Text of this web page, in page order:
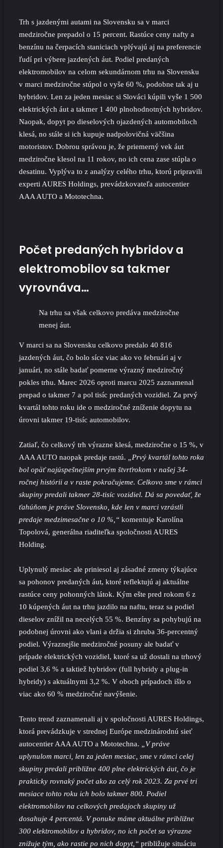
Trh s jazdenými autami na Slovensku sa v marci
medziročne prepadol o 15 percent. Rastúce ceny nafty a
benzínu na čerpacích staniciach vplývajú aj na preferencie
ľudí pri výbere jazdených áut. Podiel predaných
elektromobilov na celom sekundárnom trhu na Slovensku
v marci medziročne stúpol o vyše 60 %, podobne tak aj u
hybridov. Len za jeden mesiac si Slováci kúpili vyše 1 500
elektrických áut a takmer 1 400 plnohodnotných hybridov.
Naopak, dopyt po dieselových ojazdených automobiloch
klesá, no stále si ich kupuje nadpolovičná väčšina
motoristov. Dobrou správou je, že priemerný vek áut
medziročne klesol na 11 rokov, no ich cena zase stúpla o
desatinu. Vyplýva to z analýzy celého trhu, ktorú pripravili
experti AURES Holdings, prevádzkovateľa autocentier
AAA AUTO a Mototechna.
Počet predaných hybridov a
elektromobilov sa takmer
vyrovnáva…
Na trhu sa však celkovo predáva medziročne
menej áut.
V marci sa na Slovensku celkovo predalo 40 816
jazdených áut, čo bolo síce viac ako vo februári aj v
januári, no stále badať pomerne výrazný medziročný
pokles trhu. Marec 2026 oproti marcu 2025 zaznamenal
prepad o takmer 7 a pol tisíc predaných vozidiel. Za prvý
kvartál tohto roku ide o medziročné zníženie dopytu na
úrovni takmer 19-tisíc automobilov.
Zatiaľ, čo celkový trh výrazne klesá, medziročne o 15 %, v
AAA AUTO naopak predaje rastú.
„Prvý kvartál tohto roka
bol opäť najúspešnejším prvým štvrťrokom v našej 34-
ročnej histórii a v raste pokračujeme. Celkovo sme v rámci
skupiny predali takmer 28-tisíc vozidiel. Dá sa povedať, že
ťahúňom je práve Slovensko, kde len v marci vzrástli
predaje medzimesačne o 10 %,“ komentuje Karolína
Topolová, generálna riaditeľka spoločnosti AURES
Holding.
Uplynulý mesiac ale priniesol aj zásadné zmeny týkajúce
sa pohonov predaných áut, ktoré reflektujú aj aktuálne
rastúce ceny pohonných látok. Kým ešte pred rokom 6 z
10 kúpených áut na trhu jazdilo na naftu, teraz sa podiel
dieselov znížil na necelých 55 %. Benzíny sa pohybujú na
podobnej úrovni ako vlani a držia si zhruba 36-percentný
podiel. Výraznejšie medziročné posuny ale badať v
prípade elektrických vozidiel, ktoré sa už dostali na trhový
podiel 3,6 % a taktiež hybridov (full hybridy a plug-in
hybridy) s aktuálnymi 3,2 %. V oboch prípadoch išlo o
viac ako 60 % medziročné navýšenie.
Tento trend zaznamenali aj v spoločnosti AURES Holdings,
ktorá prevádzkuje v strednej Európe medzinárodnú sieť
autocentier AAA AUTO a Mototechna.
„V práve
uplynulom marci, len za jeden mesiac, sme v rámci celej
skupiny predali približne 400 plne elektrických áut, čo je
prakticky rovnaký počet ako za celý rok 2023. Za prvé tri
mesiace tohto roku ich bolo takmer 800. Podiel
elektromobilov na celkových predajoch skupiny už
dosahuje 4 percentá. V ponuke máme aktuálne približne
300 elektromobilov a hybridov, no ich počet sa výrazne
znižuje tým, ako rastie po nich dopyt,“ približuje situáciu